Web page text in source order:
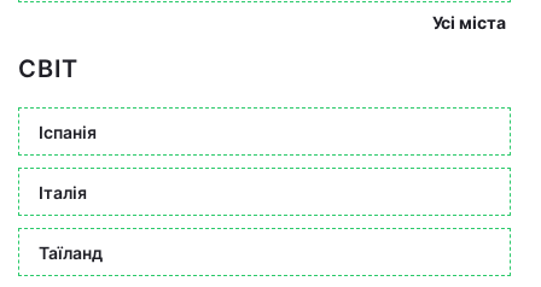
Усі міста
СВІТ
Іспанія
Італія
Таїланд